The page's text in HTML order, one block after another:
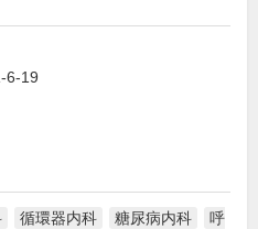
6-19
循環器内科 糖尿病内科
呼